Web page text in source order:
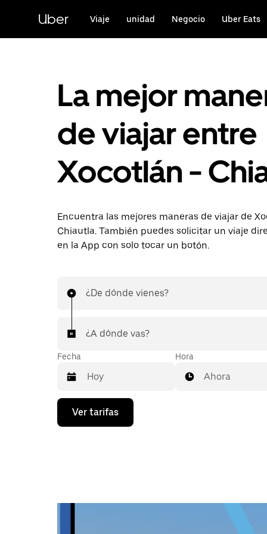
contenido
principal
Uber Viaje unidad Negocio Uber Eats
La mejor
de viajar entre
Xocotlán -
Encuentra las mejores maneras de viajar de
Chiautla. También puedes solicitar un viaje
en la App con solo tocar un botón.
¿De dónde vienes?
¿A dónde vas?
Fecha
Presiona
flecha
calendario
Hora
Ahora
Ver tarifas